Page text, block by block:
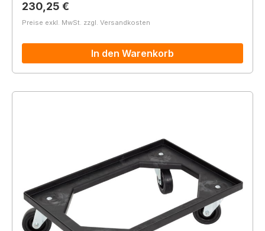
Regulärer Preis:
230,25 €
Preise exkl. MwSt. zzgl. Versandkosten
In den Warenkorb